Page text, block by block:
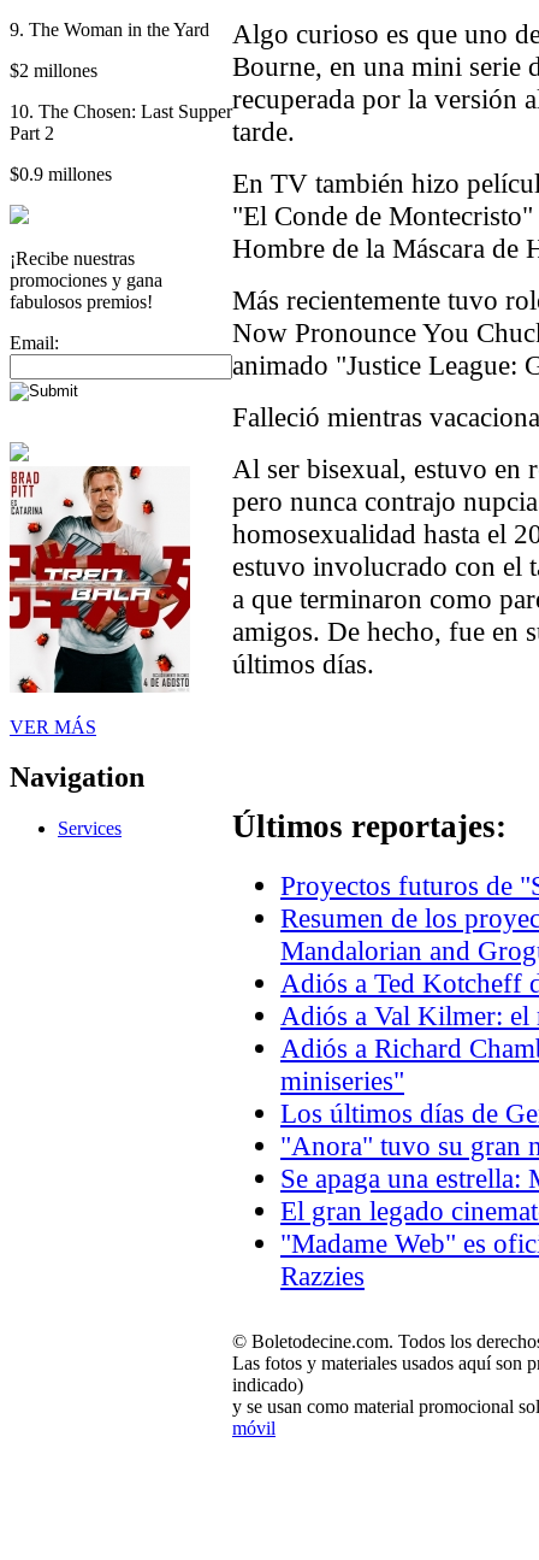
9. The Woman in the Yard
$2 millones
10. The Chosen: Last Supper
Part 2
$0.9 millones
¡Recibe nuestras
promociones y gana
fabulosos premios!
Email:
VER MÁS
Navigation
Services
Algo curioso es que uno
Bourne, en una mini serie
recuperada por la versión
tarde.
En TV también hizo
"El Conde de
Hombre de la Máscara de
Más recientemente tuvo
Now Pronounce You
animado "Justice League:
Falleció mientras
Al ser bisexual, estuvo en
pero nunca contrajo
homosexualidad hasta el
estuvo involucrado con el
a que terminaron como
amigos. De hecho, fue en
últimos días.
Últimos reportajes:
Proyectos futuros de
Resumen de los
Mandalorian and
Adiós a Ted Kotcheff
Adiós a Val Kilmer: el
Adiós a Richard
miniseries"
Los últimos días de
"Anora" tuvo su gran
Se apaga una
El gran legado
"Madame Web" es
Razzies
© Boletodecine.com. Todos los
Las fotos y materiales usados aquí son
indicado)
y se usan como material promocional
móvil